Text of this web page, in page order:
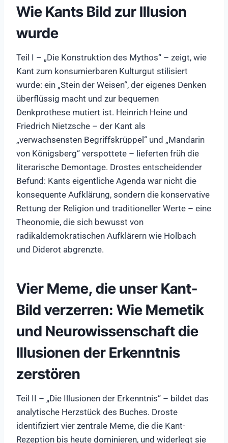
Wie Kants Bild zur Illusion
wurde
Teil I – „Die Konstruktion des Mythos“ – zeigt, wie
Kant zum konsumierbaren Kulturgut stilisiert
wurde: ein „Stein der Weisen“, der eigenes Denken
überflüssig macht und zur bequemen
Denkprothese mutiert ist. Heinrich Heine und
Friedrich Nietzsche – der Kant als
„verwachsensten Begriffskrüppel“ und „Mandarin
von Königsberg“ verspottete – lieferten früh die
literarische Demontage. Drostes entscheidender
Befund: Kants eigentliche Agenda war nicht die
konsequente Aufklärung, sondern die konservative
Rettung der Religion und traditioneller Werte – eine
Theonomie, die sich bewusst von
radikaldemokratischen Aufklärern wie Holbach
und Diderot abgrenzte.
Vier Meme, die unser Kant-
Bild verzerren: Wie Memetik
und Neurowissenschaft die
Illusionen der Erkenntnis
zerstören
Teil II – „Die Illusionen der Erkenntnis“ – bildet das
analytische Herzstück des Buches. Droste
identifiziert vier zentrale Meme, die die Kant-
Rezeption bis heute dominieren, und widerlegt sie